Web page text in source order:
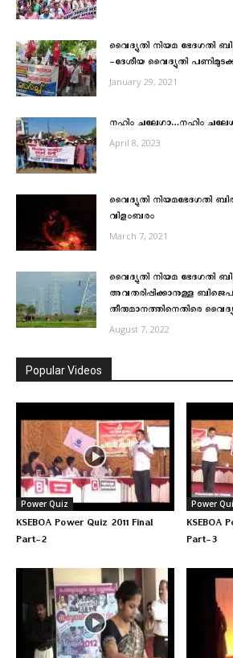
വൈദ്യുതി നിയമ ഭേദഗതി
-ദേശീയ വൈദ്യുതി
January 29, 2021
നഹിം ചലേഗാ…നഹിം
April 8, 2023
വൈദ്യുതി നിയമഭേദഗതി
വിളംബരം
March 7, 2021
വൈദ്യുതി നിയമ ഭേദഗതി
അവതരിപ്പിക്കാനുള്ള
തീരുമാനത്തിനെതിരെ
August 7, 2022
Popular Videos
Power Quiz
KSEBOA Power Quiz 2011 Final
Part-2
Power
KSEBOA
Part-3